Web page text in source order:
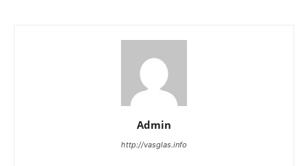
Admin
http://vasglas.info